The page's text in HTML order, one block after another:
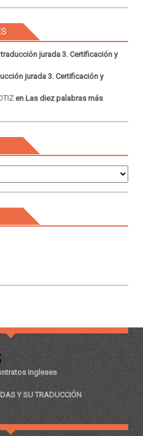
jurada 3. Certificación y
jurada 3. Certificación y
en Las diez palabras más
ingleses
Y SU TRADUCCIÓN